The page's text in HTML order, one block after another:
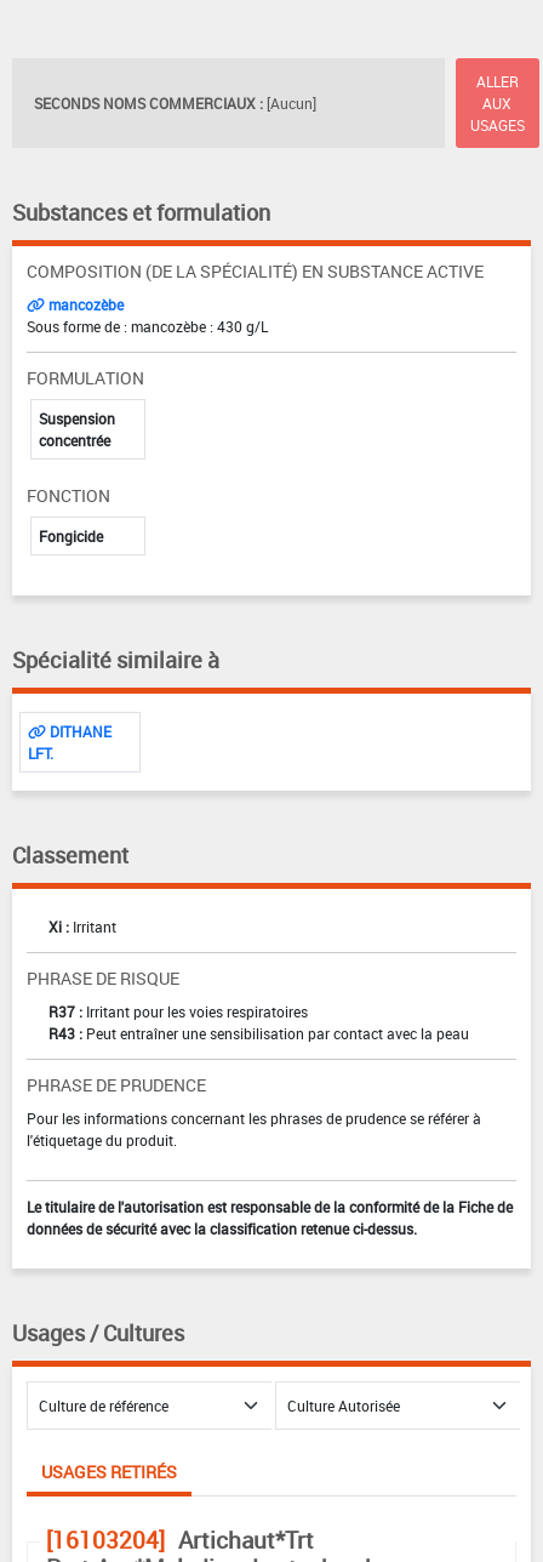
SECONDS NOMS COMMERCIAUX : [Aucun]
ALLER
AUX
USAGES
Substances et formulation
COMPOSITION (DE LA SPÉCIALITÉ) EN SUBSTANCE ACTIVE
mancozèbe
Sous forme de : mancozèbe : 430 g/L
FORMULATION
Suspension
concentrée
FONCTION
Fongicide
Spécialité similaire à
DITHANE
LFT.
Classement
Xi : Irritant
PHRASE DE RISQUE
R37 : Irritant pour les voies respiratoires
R43 : Peut entraîner une sensibilisation par contact avec la peau
PHRASE DE PRUDENCE
Pour les informations concernant les phrases de prudence se référer à
l'étiquetage du produit.
Le titulaire de l'autorisation est responsable de la conformité de la Fiche de
données de sécurité avec la classification retenue ci-dessus.
Usages / Cultures
USAGES RETIRÉS
[16103204] Artichaut*Trt